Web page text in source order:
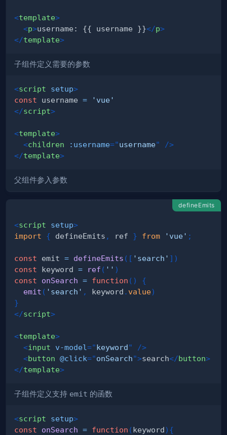
<template>
<p>username: {{ username }}</p>
</template>
子组件定义需要的参数
<script setup>
const username =
'vue'
</script>
<template>
<children :username="username"
/>
</template>
父组件参入参数
defineEmits
<script setup>
import
{ defineEmits , ref } from 'vue' ;
const emit = defineEmits ( [ 'search' ] )
const keyword = ref ( '' )
const
onSearch = function ( )
{
emit ( 'search' , keyword . value)
}
</script>
<template>
<input v-model="keyword"
/>
<button @click="onSearch">search</button>
</template>
子组件定义支持 emit 的函数
<script setup>
const
onSearch = function (keyword) {